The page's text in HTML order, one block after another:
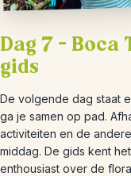
Dag 7 –
gids
De volgende dag staat
ga je samen op pad.
activiteiten en de
middag. De gids kent
enthousiast over de